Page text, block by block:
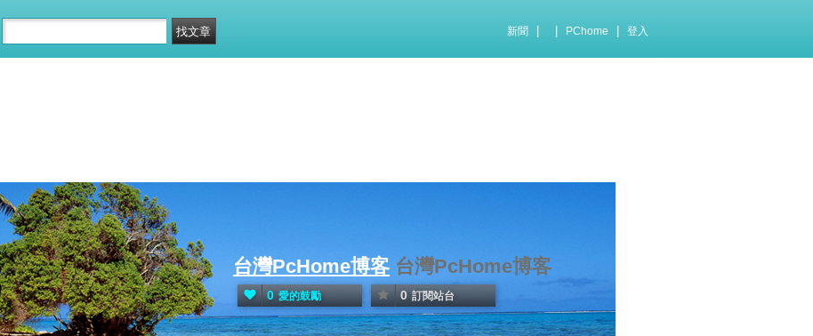
新聞 PChome 登入
台灣PcHome博客 台灣PcHome博客
0 愛的鼓勵 0 訂閱站台